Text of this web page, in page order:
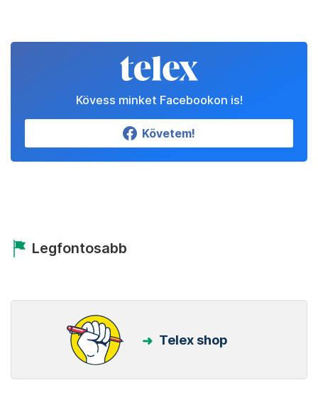
Kövess minket Facebookon is!
Követem!
Legfontosabb
Telex shop